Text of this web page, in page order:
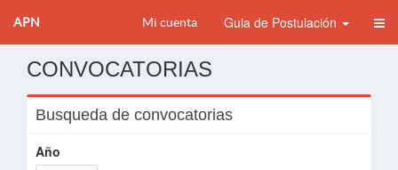
APN Mi cuenta Guia de Postulación
CONVOCATORIAS
Busqueda de convocatorias
Año